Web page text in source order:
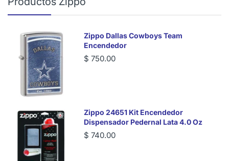
Zippo Dallas Cowboys Team
Encendedor
$ 750.00
Zippo 24651 Kit Encendedor
Dispensador Pedernal Lata 4.0 Oz
$ 740.00